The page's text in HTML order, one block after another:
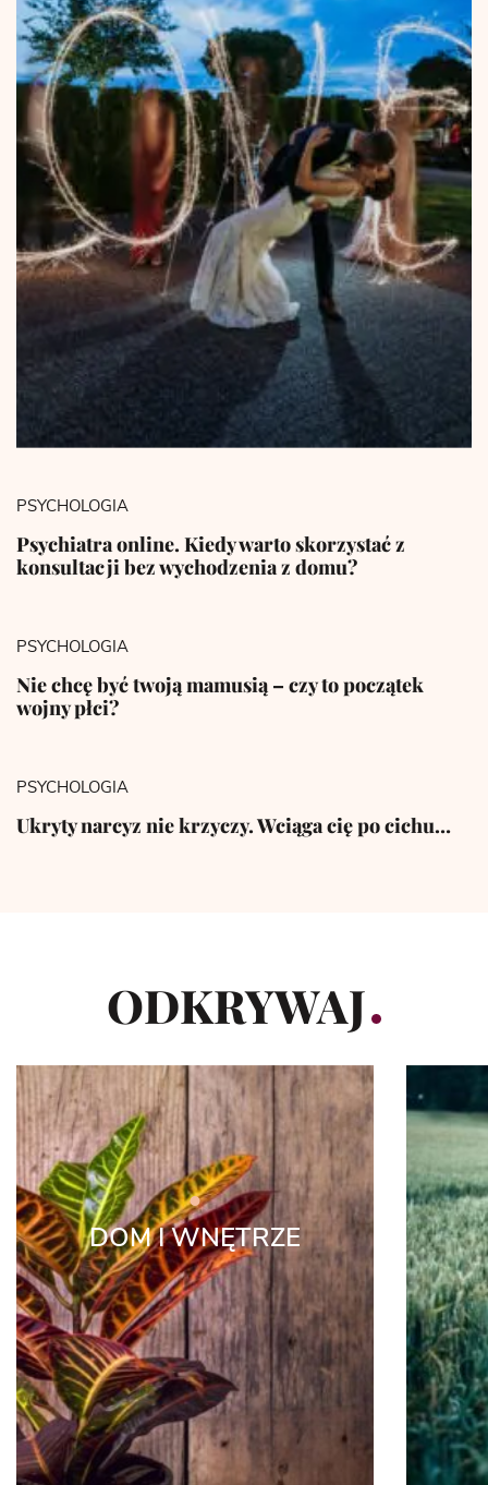
PSYCHOLOGIA
Psychiatra online. Kiedy warto skorzystać z
konsultacji bez wychodzenia z domu?
PSYCHOLOGIA
Nie chcę być twoją mamusią – czy to początek
wojny płci?
PSYCHOLOGIA
Ukryty narcyz nie krzyczy. Wciąga cię po cichu…
ODKRYWAJ
DOM I WNĘTRZE